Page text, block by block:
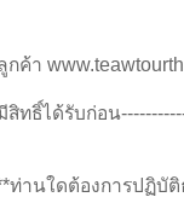
กค้า
สิทธิ์ได้รับก่อน
ท่านใดต้องการปฏิบัติ